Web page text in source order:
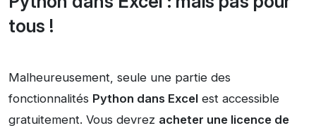
tous !
Malheureusement, seule une partie des
fonctionnalités Python dans Excel est accessible
gratuitement. Vous devrez acheter une licence de